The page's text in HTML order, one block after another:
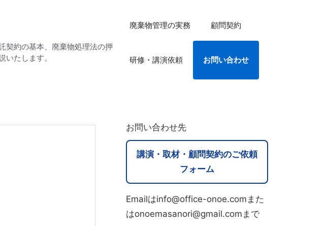
契約の基本、廃棄物処理法の押
たします。
廃棄物管理の実務 顧問契約
研修・講演依頼 お問い合わせ
お問い合わせ先
講演・取材・顧問契約のご依頼
フォーム
Emailはinfo@office-onoe.comまた
はonoemasanori@gmail.comまで